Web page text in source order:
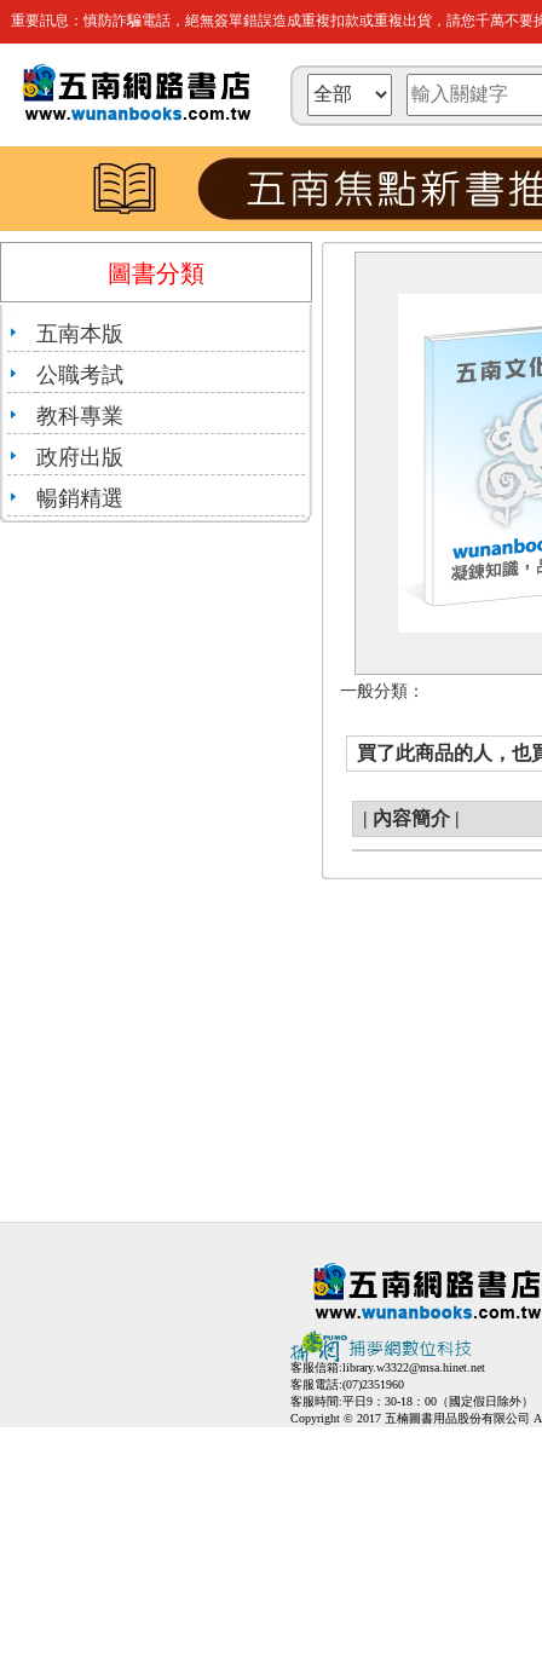
重要訊息：慎防詐騙電話，絕無簽單錯誤造成重複扣款或重複出貨，請您千萬不要
圖書分類
五南本版
公職考試
教科專業
政府出版
暢銷精選
一般分類：
買了此商品的人，也
| 內容簡介 |
客服信箱:library.w3322@msa.hinet.net
客服電話:(07)2351960
客服時間:平日9：30-18：00（國定假日除外）
Copyright © 2017 五楠圖書用品股份有限公司